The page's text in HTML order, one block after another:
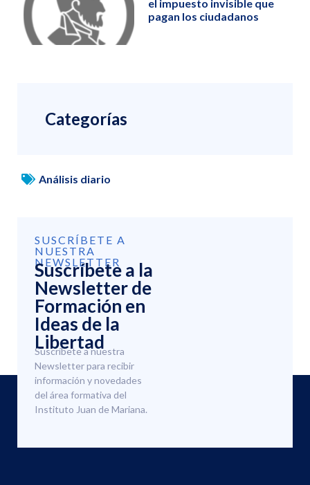
el impuesto invisible que
pagan los ciudadanos
Categorías
Análisis diario
SUSCRÍBETE A
NUESTRA
NEWSLETTER
Suscríbete a la
Newsletter de
Formación en
Ideas de la
Libertad
Suscríbete a nuestra
Newsletter para recibir
información y novedades
del área formativa del
Instituto Juan de Mariana.